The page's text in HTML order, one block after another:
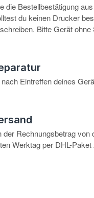
die Bestellbestätigung
du keinen Drucker
Bitte Gerät
Eintreffen deines
der Rechnungsbetrag von
Werktag per DHL-